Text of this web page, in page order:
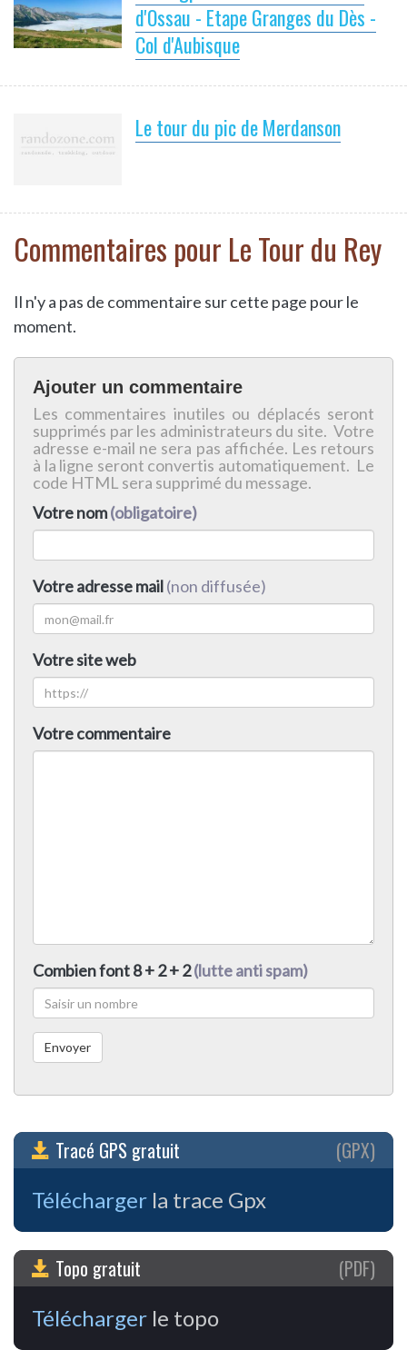
d'Ossau - Etape Granges du Dès -
Col d'Aubisque
Le tour du pic de Merdanson
Commentaires pour Le Tour du Rey
Il n'y a pas de commentaire sur cette page pour le
moment.
Ajouter un commentaire
Les commentaires inutiles ou déplacés seront
supprimés par les administrateurs du site. Votre
adresse e-mail ne sera pas affichée. Les retours
à la ligne seront convertis automatiquement. Le
code HTML sera supprimé du message.
Votre nom(obligatoire)
Votre adresse mail(non diffusée)
Votre site web
Votre commentaire
Combien font 8 + 2 + 2(lutte anti spam)
Tracé GPS gratuit (GPX)
Télécharger la trace Gpx
Topo gratuit (PDF)
Télécharger le topo